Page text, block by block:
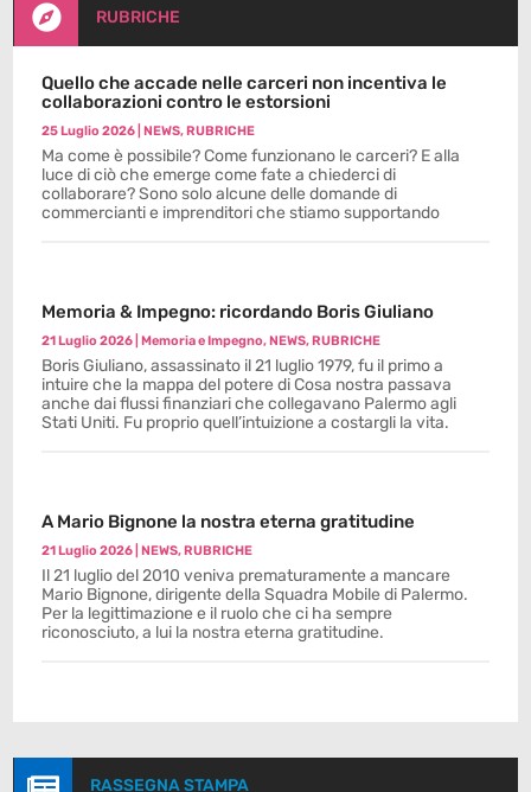
 RUBRICHE
Quello che accade nelle carceri non incentiva le
collaborazioni contro le estorsioni
25 Luglio 2026 |NEWS,RUBRICHE
Ma come è possibile? Come funzionano le carceri? E alla
luce di ciò che emerge come fate a chiederci di
collaborare? Sono solo alcune delle domande di
commercianti e imprenditori che stiamo supportando
Memoria & Impegno: ricordando Boris Giuliano
21 Luglio 2026 |Memoria e Impegno,NEWS,RUBRICHE
Boris Giuliano, assassinato il 21 luglio 1979, fu il primo a
intuire che la mappa del potere di Cosa nostra passava
anche dai flussi finanziari che collegavano Palermo agli
Stati Uniti. Fu proprio quell’intuizione a costargli la vita.
A Mario Bignone la nostra eterna gratitudine
21 Luglio 2026 |NEWS,RUBRICHE
Il 21 luglio del 2010 veniva prematuramente a mancare
Mario Bignone, dirigente della Squadra Mobile di Palermo.
Per la legittimazione e il ruolo che ci ha sempre
riconosciuto, a lui la nostra eterna gratitudine.
 RASSEGNA STAMPA